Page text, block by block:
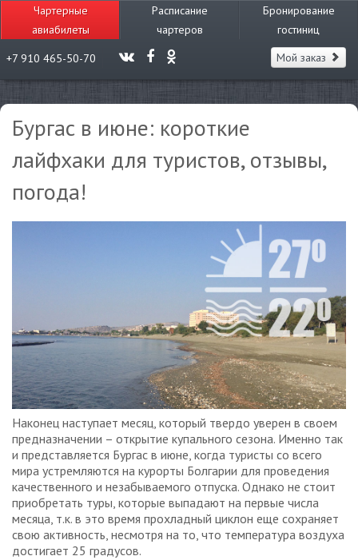
Чартерные
авиабилеты
Расписание
чартеров
Бронирование
гостиниц
+7 910 465-50-70
Мой заказ
Бургас в июне: короткие
лайфхаки для туристов, отзывы,
погода!
Наконец наступает месяц, который твердо уверен в своем
предназначении – открытие купального сезона. Именно так
и представляется Бургас в июне, когда туристы со всего
мира устремляются на курорты Болгарии для проведения
качественного и незабываемого отпуска. Однако не стоит
приобретать туры, которые выпадают на первые числа
месяца, т.к. в это время прохладный циклон еще сохраняет
свою активность, несмотря на то, что температура воздуха
достигает 25 градусов.